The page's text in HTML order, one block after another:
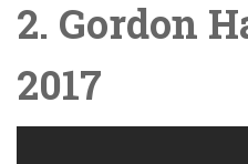
2. Gordon
2017